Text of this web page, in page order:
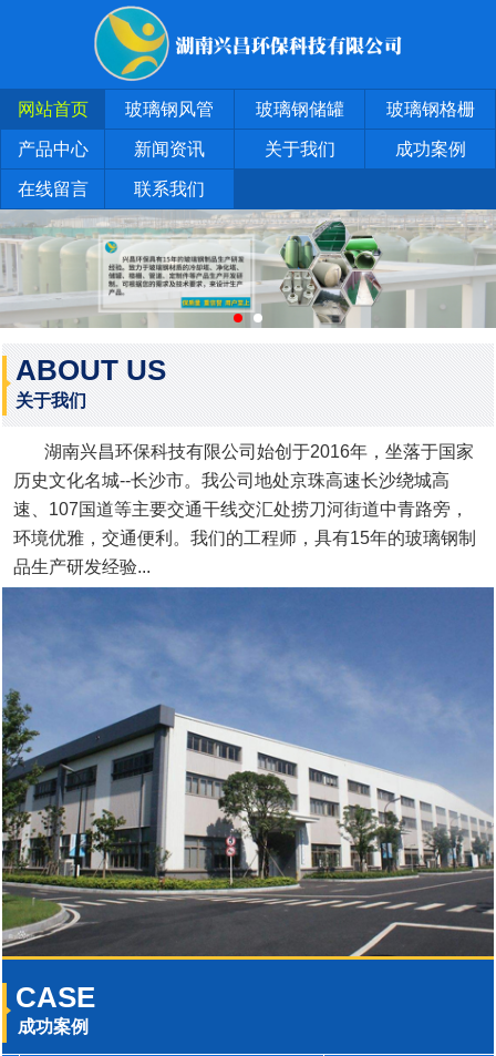
网站首页 玻璃钢风管 玻璃钢储罐 玻璃钢格栅
产品中心 新闻资讯 关于我们 成功案例
在线留言 联系我们
ABOUT US
关于我们
湖南兴昌环保科技有限公司始创于2016年，坐落于国家
历史文化名城--长沙市。我公司地处京珠高速长沙绕城高
速、107国道等主要交通干线交汇处捞刀河街道中青路旁，
环境优雅，交通便利。我们的工程师，具有15年的玻璃钢制
品生产研发经验...
CASE
成功案例